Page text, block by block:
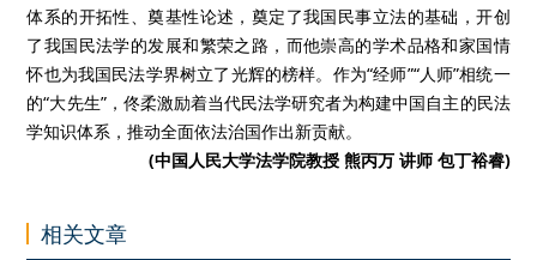
体系的开拓性、奠基性论述，奠定了我国民事立法的基础，开创
了我国民法学的发展和繁荣之路，而他崇高的学术品格和家国情
怀也为我国民法学界树立了光辉的榜样。作为“经师”“人师”相统一
的“大先生”，佟柔激励着当代民法学研究者为构建中国自主的民法
学知识体系，推动全面依法治国作出新贡献。
(中国人民大学法学院教授 熊丙万 讲师 包丁裕睿)
相关文章